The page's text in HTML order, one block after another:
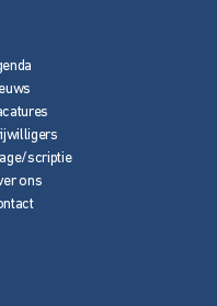
scriptie
ons